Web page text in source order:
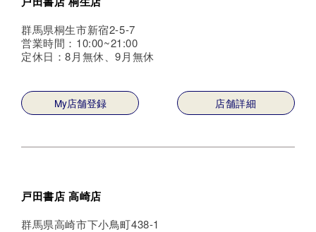
群馬県桐生市新宿2-5-7
営業時間：10:00~21:00
定休日：8月無休、9月無休
My店舗登録 店舗詳細
戸田書店 高崎店
群馬県高崎市下小鳥町438-1